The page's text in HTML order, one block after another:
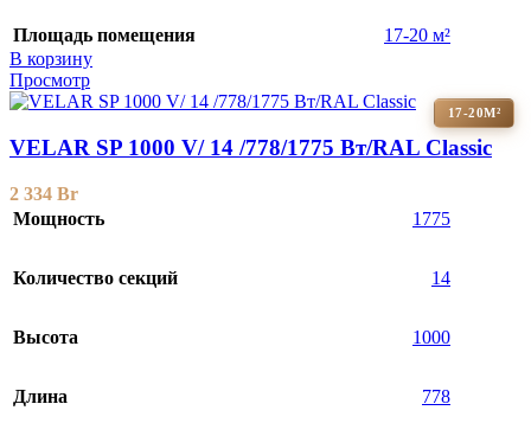
Площадь помещения
17-20 м²
В корзину
Просмотр
17-20М²
VELAR SP 1000 V/ 14 /778/1775 Вт/RAL Classic
2 334 Br
Мощность
1775
Количество секций 14
Высота 1000
Длина 778